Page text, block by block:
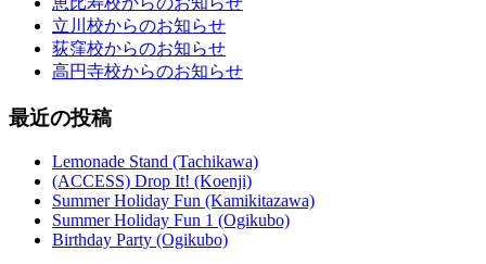
立川校からのお知らせ
荻窪校からのお知らせ
高円寺校からのお知らせ
最近の投稿
Lemonade Stand (Tachikawa)
(ACCESS) Drop It! (Koenji)
Summer Holiday Fun (Kamikitazawa)
Summer Holiday Fun 1 (Ogikubo)
Birthday Party (Ogikubo)